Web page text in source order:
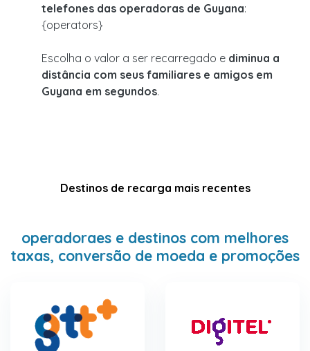
telefones das operadoras de Guyana:
{operators}
Escolha o valor a ser recarregado e diminua a
distância com seus familiares e amigos em
Guyana em segundos.
Destinos de recarga mais recentes
operadoraes e destinos com melhores
taxas, conversão de moeda e promoções